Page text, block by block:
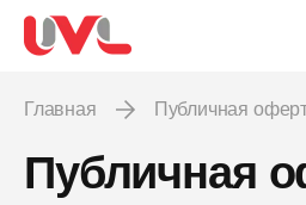
Главная Публичная
Публичная